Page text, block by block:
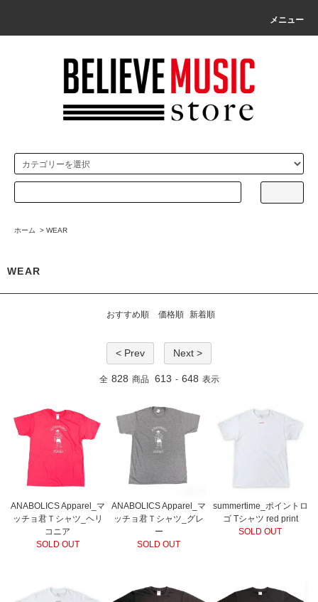
メニュー
ホーム > WEAR
WEAR
おすすめ順 価格順 新着順
< Prev Next >
全 828 商品 613 - 648 表示
ANABOLICS Apparel_マ
ッチョ君Ｔシャツ_ヘリ
コニア
SOLD OUT
ANABOLICS Apparel_マ
ッチョ君Ｔシャツ_グレ
ー
SOLD OUT
summertime_ポイントロ
ゴ Tシャツ red print
SOLD OUT